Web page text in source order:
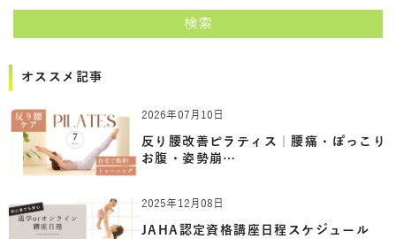
検索
オススメ記事
2026年07月10日
反り腰改善ピラティス｜腰痛・ぽっこり
お腹・姿勢崩…
2025年12月08日
JAHA認定資格講座日程スケジュール